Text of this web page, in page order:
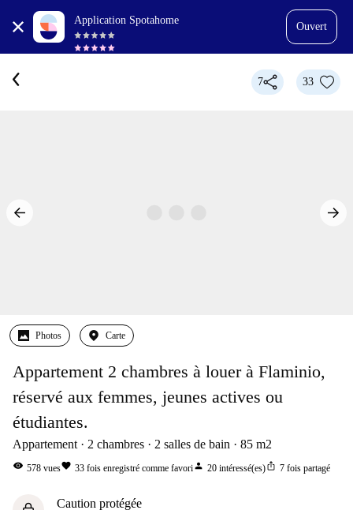
Application Spotahome
Ouvert
7 33
Photos Carte
Appartement 2 chambres à louer à Flaminio,
réservé aux femmes, jeunes actives ou
étudiantes.
Appartement 2 chambres 2 salles de bain 85 m2
visibility 578 vuesfavorite 33 fois enregistré comme favoriperson 20 intéressé(es)ios_share 7 fois partagé
Caution protégée